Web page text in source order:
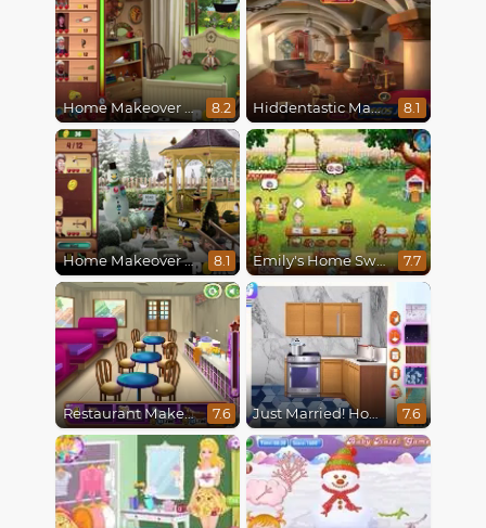
Home Makeover Hidden Object 8.2 Hiddentastic Mansion 8.1
Home Makeover 2 Hidden Object 8.1 Emily's Home Sweet Home 7.7
Restaurant Makeover 7.6 Just Married! Home Deco 7.6